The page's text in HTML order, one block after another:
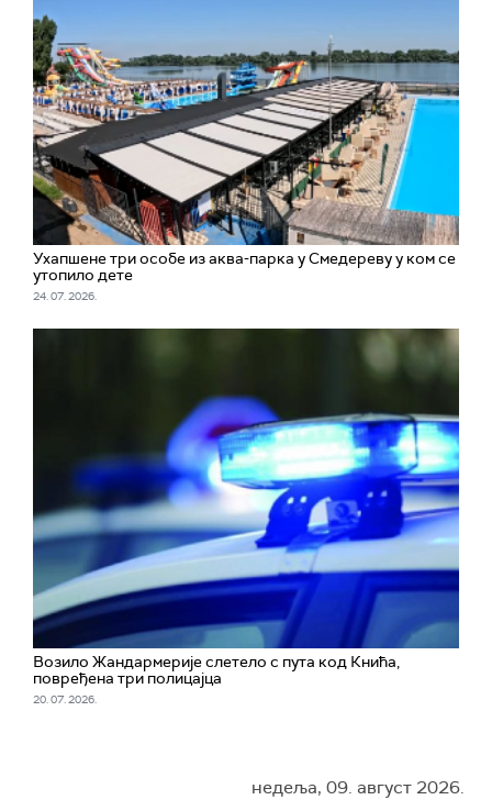
Ухапшене три особе из аква-парка у Смедереву у ком се
утопило дете
24. 07. 2026.
Возило Жандармерије слетело с пута код Кнића,
повређена три полицајца
20. 07. 2026.
недеља, 09. август 2026.